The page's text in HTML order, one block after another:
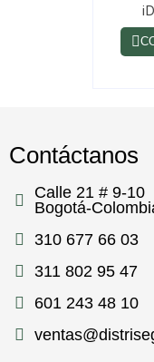
Contáctanos
Calle 21 # 9-10
Bogotá-
310 677 66 03
311 802 95 47
601 243 48 10